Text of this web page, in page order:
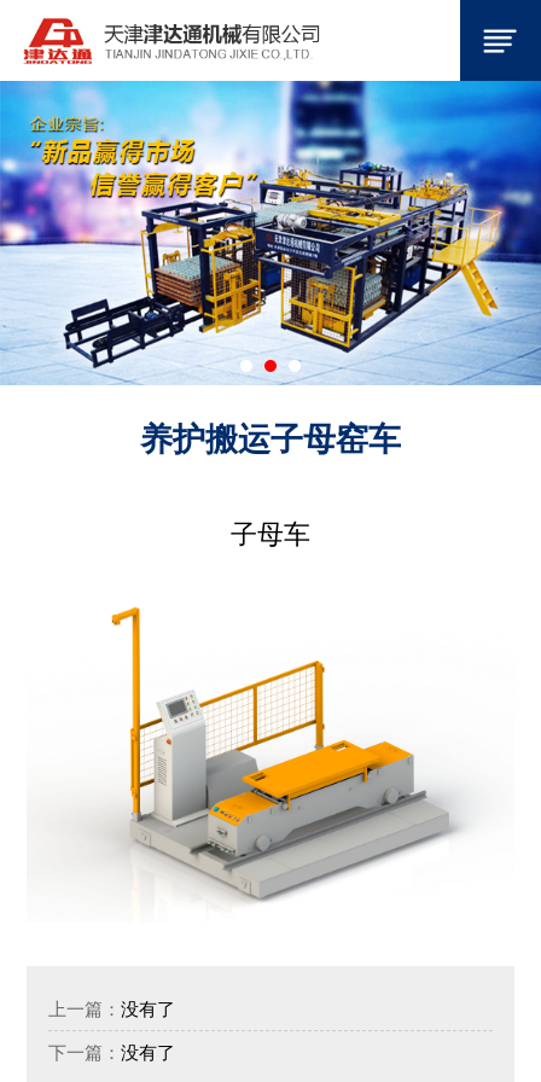
养护搬运子母窑车
子母车
上一篇：没有了
下一篇：没有了